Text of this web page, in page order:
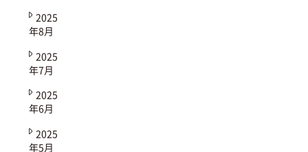
2025
年8月
2025
年7月
2025
年6月
2025
年5月